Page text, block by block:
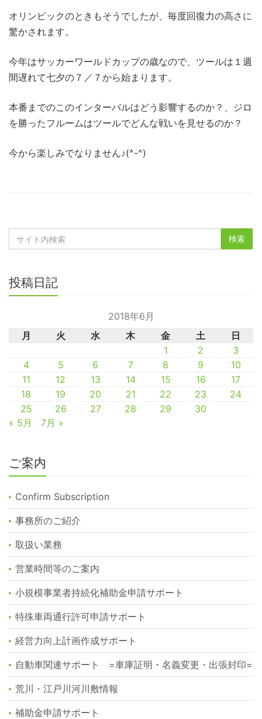
オリンピックのときもそうでしたが、毎度回復力の高さに
驚かされます。
今年はサッカーワールドカップの歳なので、ツールは１週
間遅れて七夕の７／７から始まります。
本番までのこのインターバルはどう影響するのか？、ジロ
を勝ったフルームはツールでどんな戦いを見せるのか？
今から楽しみでなりません♪(^-^)
投稿日記
2018年6月
月
火 水 木 金 土
日
1
2
3
4
5 6 7 8 9
10
11
12 13 14 15 16
17
18
19 20 21 22 23
24
25
26 27 28 29
30
« 5月
7月 »
ご案内
Confirm Subscription
事務所のご紹介
取扱い業務
営業時間等のご案内
小規模事業者持続化補助金申請サポート
特殊車両通行許可申請サポート
経営力向上計画作成サポート
自動車関連サポート =車庫証明・名義変更・出張封印=
荒川・江戸川河川敷情報
補助金申請サポート